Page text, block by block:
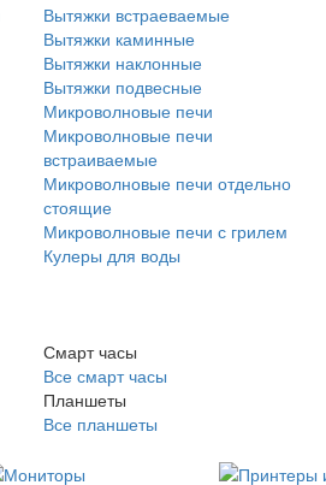
Вытяжки встраеваемые
Вытяжки каминные
Вытяжки наклонные
Вытяжки подвесные
Микроволновые печи
Микроволновые печи
встраиваемые
Микроволновые печи отдельно
стоящие
Микроволновые печи с грилем
Кулеры для воды
Смарт часы
Все смарт часы
Планшеты
Все планшеты